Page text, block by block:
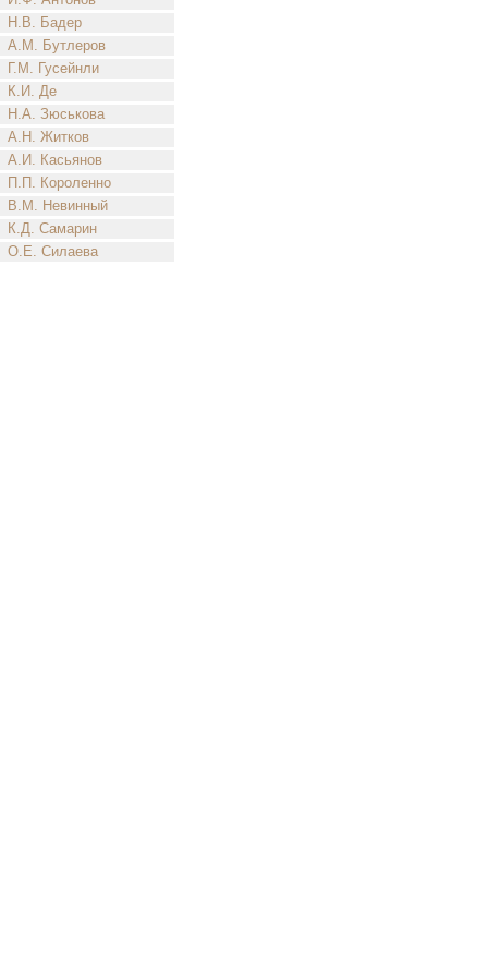
Н.В. Бадер
А.М. Бутлеров
Г.М. Гусейнли
К.И. Де
Н.А. Зюськова
А.Н. Житков
А.И. Касьянов
П.П. Короленно
В.М. Невинный
К.Д. Самарин
О.Е. Силаева